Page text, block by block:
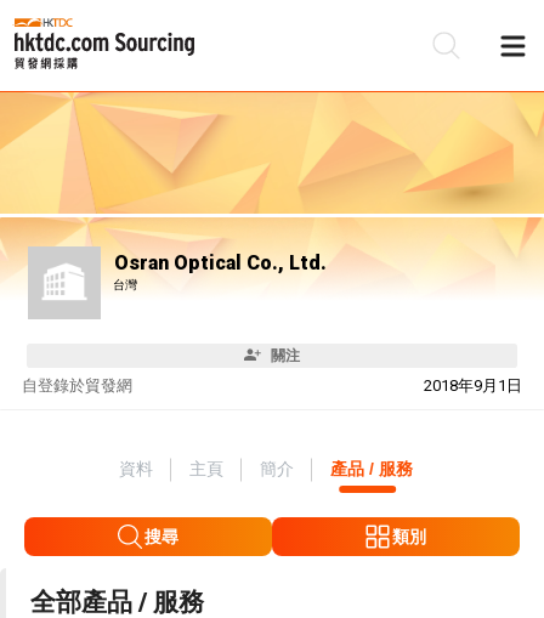
Osran Optical Co., Ltd.
台灣
關注
自 2018年9月1日
登錄於貿發網
資料 主頁 簡介 產品 / 服務
搜尋 類別
全部產品 / 服務